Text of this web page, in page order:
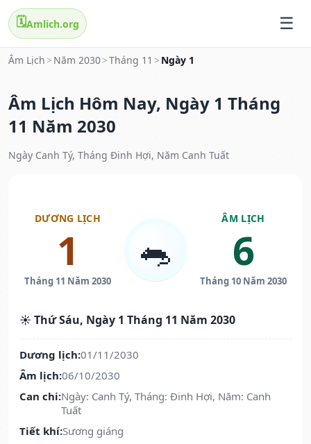
🗓️Amlich.org
Âm Lịch > Năm 2030>Tháng 11 > Ngày 1
Âm Lịch Hôm Nay, Ngày 1 Tháng
11 Năm 2030
Ngày Canh Tý, Tháng Đinh Hợi, Năm Canh Tuất
DƯƠNG LỊCH
1
Tháng 11 Năm 2030
🐀
ÂM LỊCH
6
Tháng 10 Năm 2030
☀️ Thứ Sáu, Ngày 1 Tháng 11 Năm 2030
Dương lịch:01/11/2030
Âm lịch:06/10/2030
Can chi:Ngày: Canh Tý, Tháng: Đinh Hợi, Năm: Canh
Tuất
Tiết khí:Sương giáng